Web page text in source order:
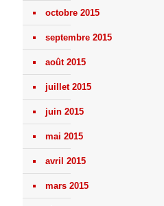
octobre 2015
septembre 2015
août 2015
juillet 2015
juin 2015
mai 2015
avril 2015
mars 2015